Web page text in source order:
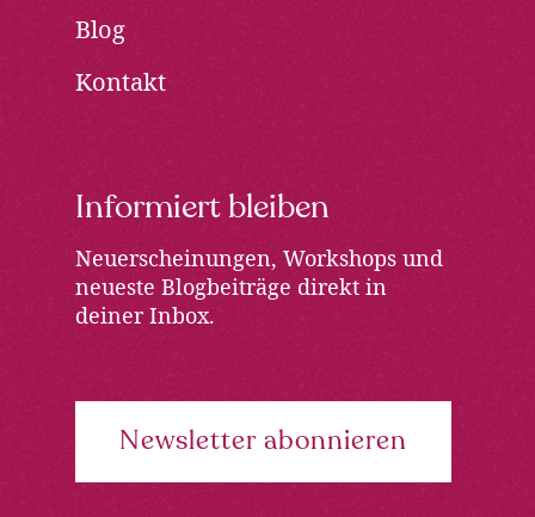
Blog
Kontakt
Informiert bleiben
Neuerscheinungen, Workshops und
neueste Blogbeiträge direkt in
deiner Inbox.
Newsletter abonnieren